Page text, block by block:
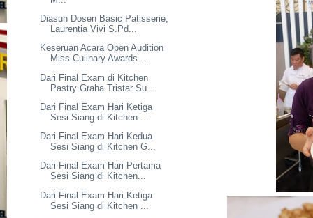
Diasuh Dosen Basic Patisserie,
Laurentia Vivi S.Pd...
Keseruan Acara Open Audition
Miss Culinary Awards ...
Dari Final Exam di Kitchen
Pastry Graha Tristar Su...
Dari Final Exam Hari Ketiga
Sesi Siang di Kitchen ...
Dari Final Exam Hari Kedua
Sesi Siang di Kitchen G...
Dari Final Exam Hari Pertama
Sesi Siang di Kitchen...
Dari Final Exam Hari Ketiga
Sesi Siang di Kitchen ...